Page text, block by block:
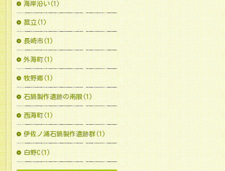
海岸沿い(1)
菰立(1)
長崎市(1)
外海町(1)
牧野郷(1)
石鍋製作遺跡の南限(1)
西海町(1)
伊佐ノ浦石鍋製作遺跡群(1)
白野C(1)